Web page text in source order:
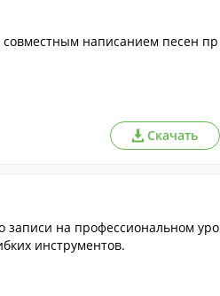
написанием песен пр
Скачать
записи на профессиональном уро
инструментов.